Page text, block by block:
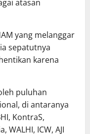
atasan
yang melanggar
sepatutnya
karena
puluhan
di antaranya
KontraS,
ICW, AJI